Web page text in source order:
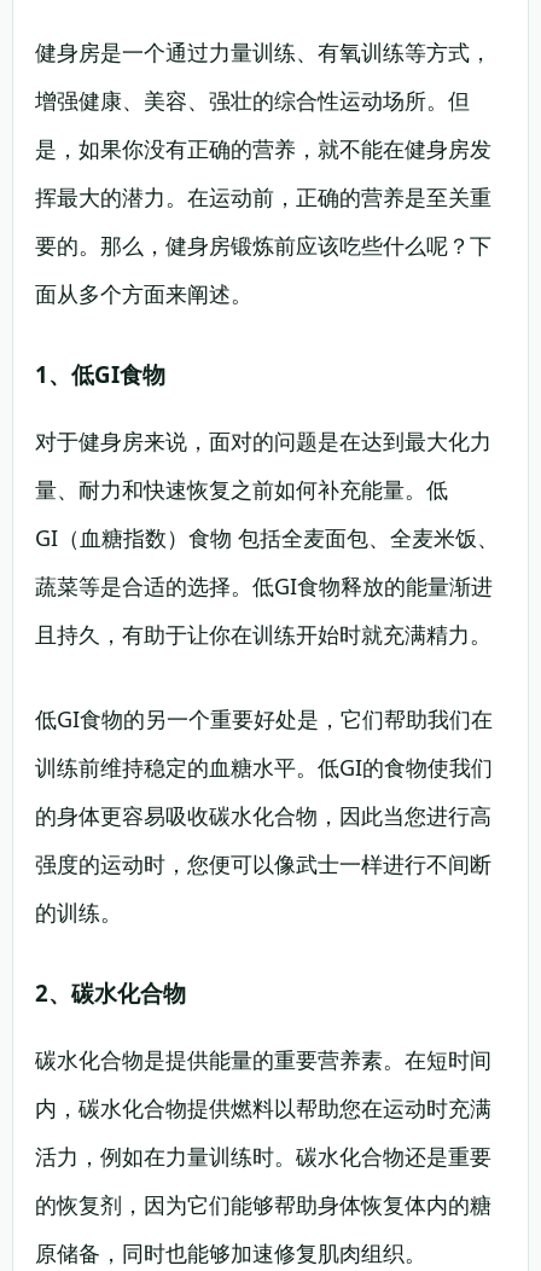
健身房是一个通过力量训练、有氧训练等方式，
增强健康、美容、强壮的综合性运动场所。但
是，如果你没有正确的营养，就不能在健身房发
挥最大的潜力。在运动前，正确的营养是至关重
要的。那么，健身房锻炼前应该吃些什么呢？下
面从多个方面来阐述。
1、低GI食物
对于健身房来说，面对的问题是在达到最大化力
量、耐力和快速恢复之前如何补充能量。低
GI（血糖指数）食物 包括全麦面包、全麦米饭、
蔬菜等是合适的选择。低GI食物释放的能量渐进
且持久，有助于让你在训练开始时就充满精力。
低GI食物的另一个重要好处是，它们帮助我们在
训练前维持稳定的血糖水平。低GI的食物使我们
的身体更容易吸收碳水化合物，因此当您进行高
强度的运动时，您便可以像武士一样进行不间断
的训练。
2、碳水化合物
碳水化合物是提供能量的重要营养素。在短时间
内，碳水化合物提供燃料以帮助您在运动时充满
活力，例如在力量训练时。碳水化合物还是重要
的恢复剂，因为它们能够帮助身体恢复体内的糖
原储备，同时也能够加速修复肌肉组织。